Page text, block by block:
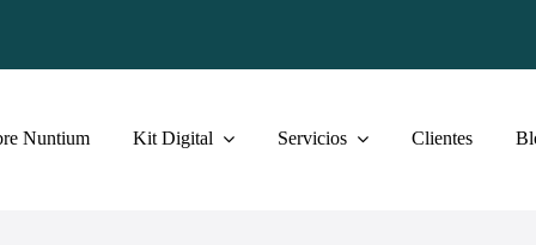
Nuntium Kit Digital Servicios Clientes